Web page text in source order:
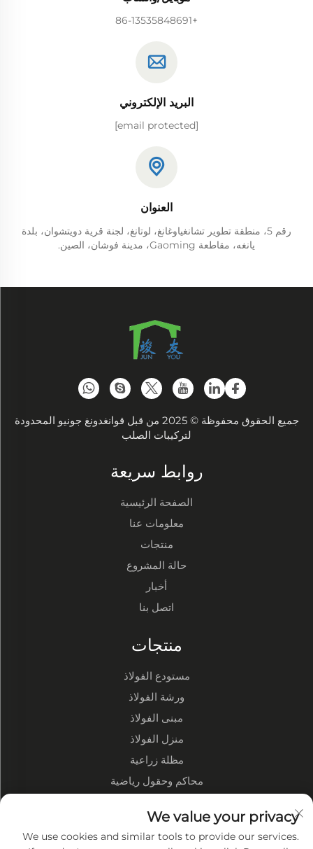
+86-13535848691
البريد الإلكتروني
[email protected]
العنوان
رقم 5، منطقة تطوير تشانغياوغانغ، لوتانغ، لجنة قرية دويتشوان، بلدة
يانغه، مقاطعة Gaoming، مدينة فوشان، الصين.
جميع الحقوق محفوظة © 2025 من قبل قوانغدونغ جونيو المحدودة
لتركيبات الصلب
روابط سريعة
الصفحة الرئيسية
معلومات عنا
منتجات
حالة المشروع
أخبار
اتصل بنا
منتجات
مستودع الفولاذ
ورشة الفولاذ
مبنى الفولاذ
منزل الفولاذ
مظلة زراعية
محاكم وحقول رياضية
نبذة عن الشركة
We value your privacy
We use cookies and similar tools to provide our services.